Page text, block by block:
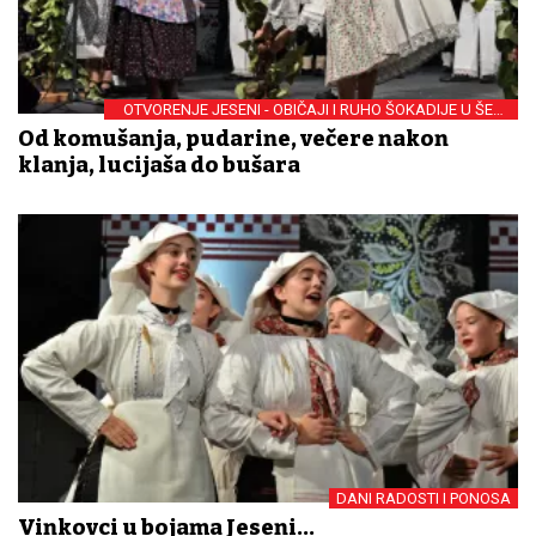
OTVORENJE JESENI - OBIČAJI I RUHO ŠOKADIJE U ŠEST
SLIKA
Od komušanja, pudarine, večere nakon
klanja, lucijaša do bušara
DANI RADOSTI I PONOSA
Vinkovci u bojama Jeseni...